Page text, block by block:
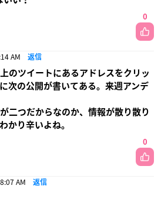
0
AM 返信
のツイートにあるアドレスをクリッ
次の公開が書いてある。来週アンデ
二つだからなのか、情報が散り散り
かり辛いよね。
0
AM 返信